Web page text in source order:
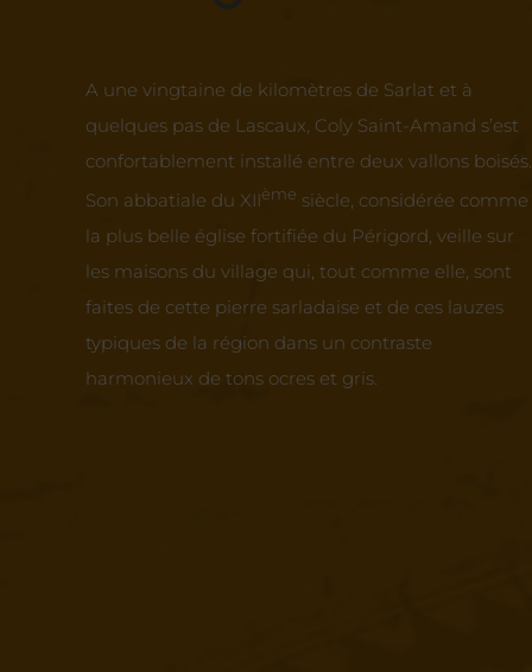
A une vingtaine de kilomètres de Sarlat et à
quelques pas de Lascaux, Coly Saint-Amand s’est
confortablement installé entre deux vallons boisés.
Son abbatiale du XIIème siècle, considérée comme
la plus belle église fortifiée du Périgord, veille sur
les maisons du village qui, tout comme elle, sont
faites de cette pierre sarladaise et de ces lauzes
typiques de la région dans un contraste
harmonieux de tons ocres et gris.